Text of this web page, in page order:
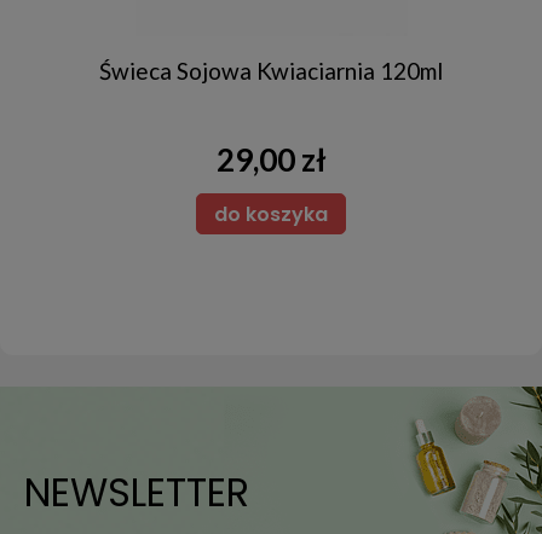
Świeca Sojowa Kwiaciarnia 120ml
29,00 zł
do koszyka
NEWSLETTER